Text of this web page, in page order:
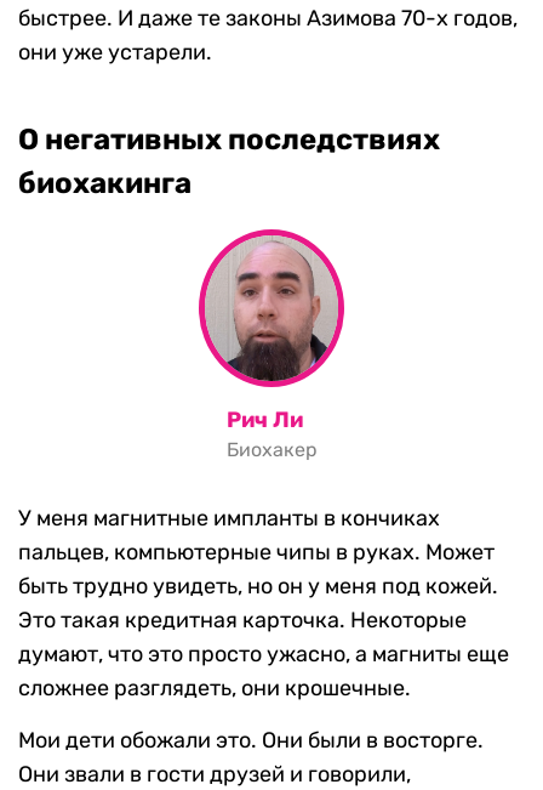
быстрее. И даже те законы Азимова 70-х годов,
они уже устарели.
О негативных последствиях
биохакинга
Рич Ли
Биохакер
У меня магнитные импланты в кончиках
пальцев, компьютерные чипы в руках. Может
быть трудно увидеть, но он у меня под кожей.
Это такая кредитная карточка. Некоторые
думают, что это просто ужасно, а магниты еще
сложнее разглядеть, они крошечные.
Мои дети обожали это. Они были в восторге.
Они звали в гости друзей и говорили,